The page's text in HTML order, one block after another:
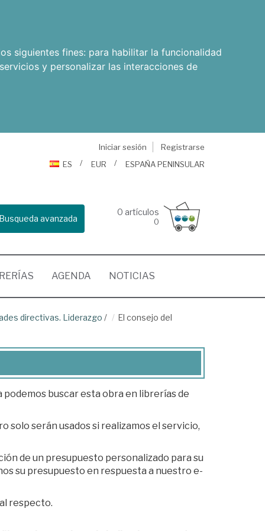
siguientes fines: para habilitar la funcionalidad
y personalizar las interacciones de
Iniciar sesión
Registrarse
ES
EUR ESPAÑA PENINSULAR
Busqueda avanzada
0 artículos
0
AGENDA NOTICIAS
directivas. Liderazgo /
El consejo del
buscar esta obra en librerías de
solo serán usados si realizamos el servicio,
de un presupuesto personalizado para su
respecto.